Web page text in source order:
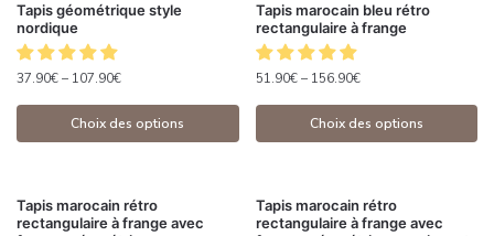
Tapis géométrique style
nordique
37.90€– 107.90€
Choix des options
Tapis marocain bleu rétro
rectangulaire à frange
51.90€– 156.90€
Choix des options
Tapis marocain rétro
rectangulaire à frange avec
Tapis marocain rétro
rectangulaire à frange avec